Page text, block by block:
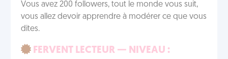
Vous avez 200 followers, tout le monde vous suit,
vous allez devoir apprendre à modérer ce que vous
dites.
FERVENT LECTEUR — NIVEAU :